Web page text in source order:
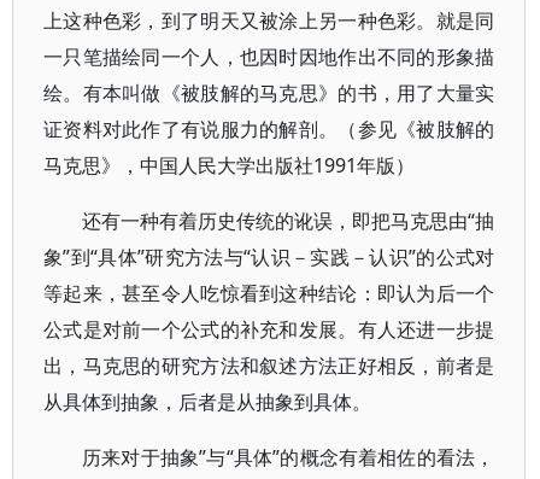
上这种色彩，到了明天又被涂上另一种色彩。就是同
一只笔描绘同一个人，也因时因地作出不同的形象描
绘。有本叫做《被肢解的马克思》的书，用了大量实
证资料对此作了有说服力的解剖。（参见《被肢解的
马克思》，中国人民大学出版社1991年版）
还有一种有着历史传统的讹误，即把马克思由“抽
象”到“具体”研究方法与“认识－实践－认识”的公式对
等起来，甚至令人吃惊看到这种结论：即认为后一个
公式是对前一个公式的补充和发展。有人还进一步提
出，马克思的研究方法和叙述方法正好相反，前者是
从具体到抽象，后者是从抽象到具体。
历来对于抽象”与“具体”的概念有着相佐的看法，